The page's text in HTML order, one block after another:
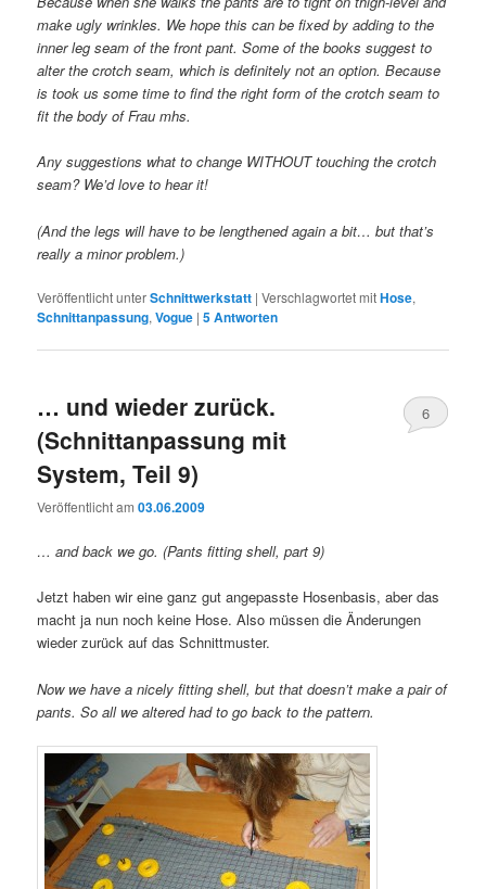
make ugly wrinkles. We hope this can be fixed by adding to the
inner leg seam of the front pant. Some of the books suggest to
alter the crotch seam, which is definitely not an option. Because
is took us some time to find the right form of the crotch seam to
fit the body of Frau mhs.
Any suggestions what to change WITHOUT touching the crotch
seam? We’d love to hear it!
(And the legs will have to be lengthened again a bit… but that’s
really a minor problem.)
Veröffentlicht unterSchnittwerkstatt |Verschlagwortet mitHose,
Schnittanpassung,Vogue |5Antworten
… und wieder zurück.
(Schnittanpassung mit
System, Teil 9)
Veröffentlicht am03.06.2009
6
… and back we go. (Pants fitting shell, part 9)
Jetzt haben wir eine ganz gut angepasste Hosenbasis, aber das
macht ja nun noch keine Hose. Also müssen die Änderungen
wieder zurück auf das Schnittmuster.
Now we have a nicely fitting shell, but that doesn’t make a pair of
pants. So all we altered had to go back to the pattern.